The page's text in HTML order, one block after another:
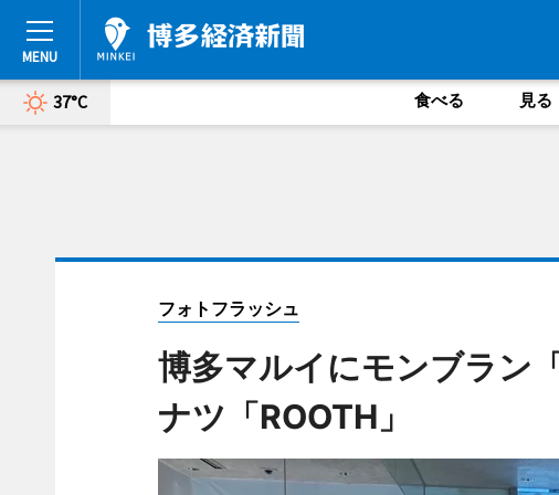
37°C 食べる 見る
フォトフラッシュ
博多マルイにモンブラン
ナツ「ROOTH」